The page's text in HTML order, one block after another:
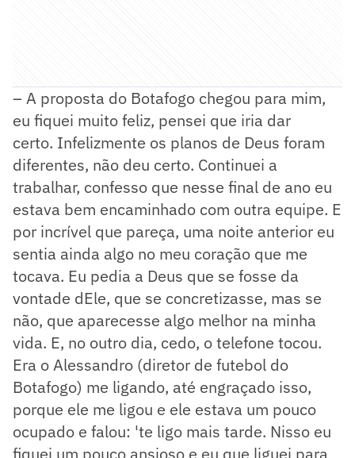
– A proposta do Botafogo chegou para mim,
eu fiquei muito feliz, pensei que iria dar
certo. Infelizmente os planos de Deus foram
diferentes, não deu certo. Continuei a
trabalhar, confesso que nesse final de ano eu
estava bem encaminhado com outra equipe. E
por incrível que pareça, uma noite anterior eu
sentia ainda algo no meu coração que me
tocava. Eu pedia a Deus que se fosse da
vontade dEle, que se concretizasse, mas se
não, que aparecesse algo melhor na minha
vida. E, no outro dia, cedo, o telefone tocou.
Era o Alessandro (diretor de futebol do
Botafogo) me ligando, até engraçado isso,
porque ele me ligou e ele estava um pouco
ocupado e falou: 'te ligo mais tarde. Nisso eu
fiquei um pouco ansioso e eu que liguei para